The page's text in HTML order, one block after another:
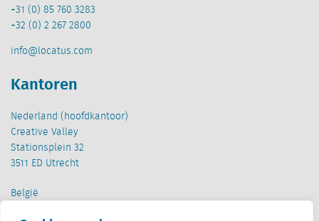
+31 (0) 85 760 3283
+32 (0) 2 267 2800
info@locatus.com
Kantoren
Nederland (hoofdkantoor)
Creative Valley
Stationsplein 32
3511 ED Utrecht
België